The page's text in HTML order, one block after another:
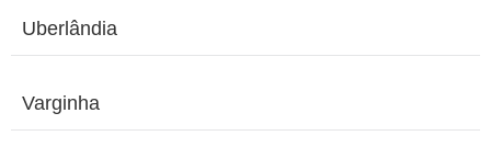
Uberlândia
Varginha